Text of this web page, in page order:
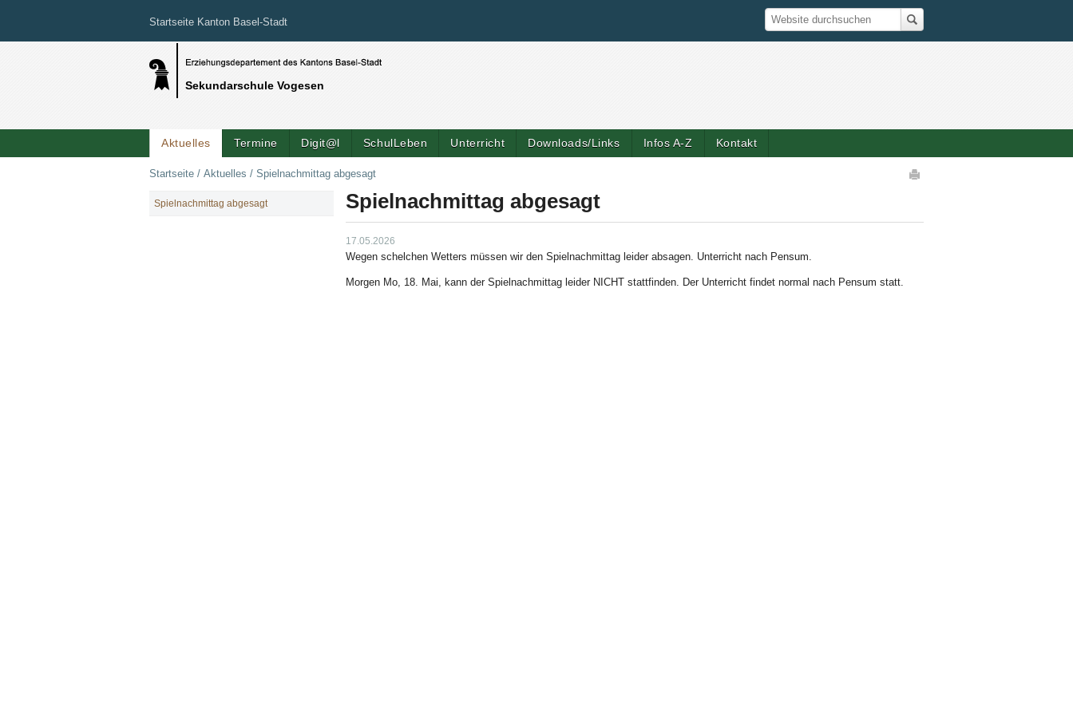
Startseite Kanton Basel-Stadt
Sekundarschule Vogesen
Suche
Website durchsuchen
Aktuelles Termine Digit@l SchulLeben Unterricht Downloads/Links Infos A-Z Kontakt
Startseite / Aktuelles / Spielnachmittag abgesagt
Spielnachmittag abgesagt
17.05.2026
Wegen schelchen Wetters müssen wir den Spielnachmittag leider absagen. Unterricht nach Pensum.
Morgen Mo, 18. Mai, kann der Spielnachmittag leider NICHT stattfinden. Der Unterricht findet normal nach Pensum statt.
NAVIGATION
Spielnachmittag abgesagt